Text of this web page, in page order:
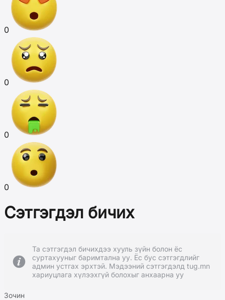
0
0
0
0
Сэтгэгдэл бичих
Та сэтгэгдэл бичихдээ хууль зүйн болон ёс
суртахууныг баримтална уу. Ёс бус сэтгэгдлийг
админ устгах эрхтэй. Мэдээний сэтгэгдэлд tug.mn
хариуцлага хүлээхгүй болохыг анхаарна уу
Зочин